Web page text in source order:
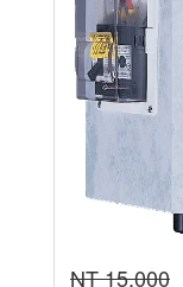
NT 15,000